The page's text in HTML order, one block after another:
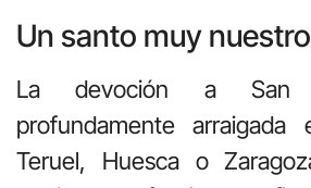
Un santo muy nuestro
La devoción a San
profundamente arraigada
Teruel, Huesca o